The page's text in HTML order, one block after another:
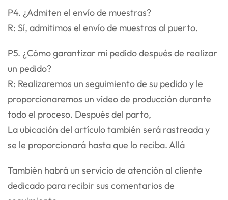
P4. ¿Admiten el envío de muestras?
R: Sí, admitimos el envío de muestras al puerto.
P5. ¿Cómo garantizar mi pedido después de realizar
un pedido?
R: Realizaremos un seguimiento de su pedido y le
proporcionaremos un vídeo de producción durante
todo el proceso. Después del parto,
La ubicación del artículo también será rastreada y
se le proporcionará hasta que lo reciba. Allá
También habrá un servicio de atención al cliente
dedicado para recibir sus comentarios de